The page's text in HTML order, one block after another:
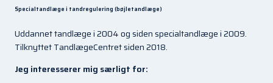
Specialtandlæge i tandregulering (bøjletandlæge)
Uddannet tandlæge i 2004 og siden specialtandlæge i 2009.
Tilknyttet TandlægeCentret siden 2018.
Jeg interesserer mig særligt for: